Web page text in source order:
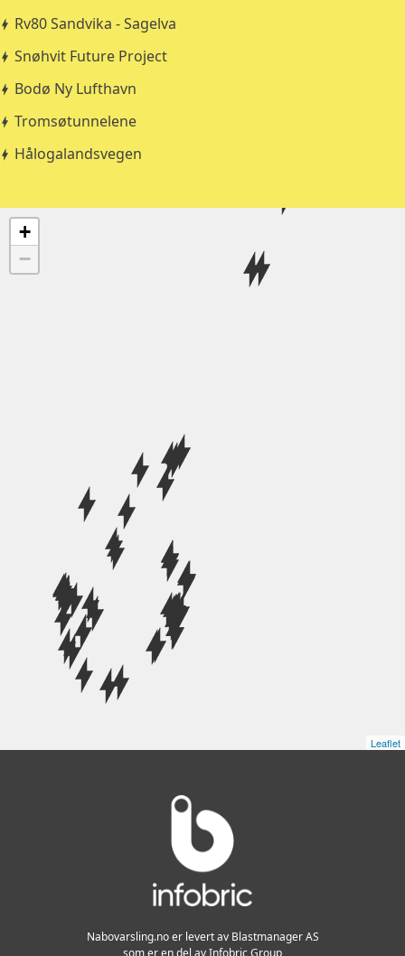
Rv80 Sandvika - Sagelva
Snøhvit Future Project
Bodø Ny Lufthavn
Tromsøtunnelene
Hålogalandsvegen
+
−
Leaflet
Nabovarsling.no er levert av Blastmanager AS
som er en del av Infobric Group